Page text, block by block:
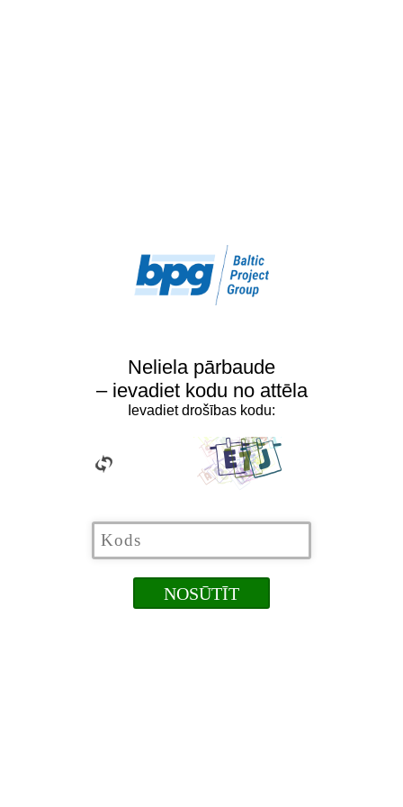
Neliela pārbaude
– ievadiet kodu no attēla
Ievadiet drošības kodu: